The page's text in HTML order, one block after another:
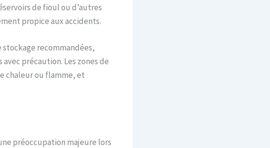
de fioul ou d’autres
propice aux accidents.
recommandées,
précaution. Les zones de
chaleur ou flamme, et
préoccupation majeure lors